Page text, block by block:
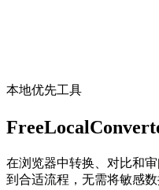
本地优先工具
在浏览器中转换、对比和
到合适流程，无需将敏感数